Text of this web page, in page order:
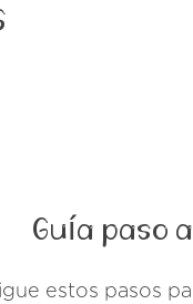
Guía paso
estos pasos